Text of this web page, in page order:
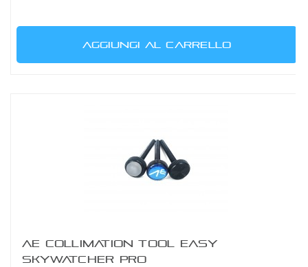
AGGIUNGI AL CARRELLO
AE COLLIMATION TOOL EASY
SKYWATCHER PRO